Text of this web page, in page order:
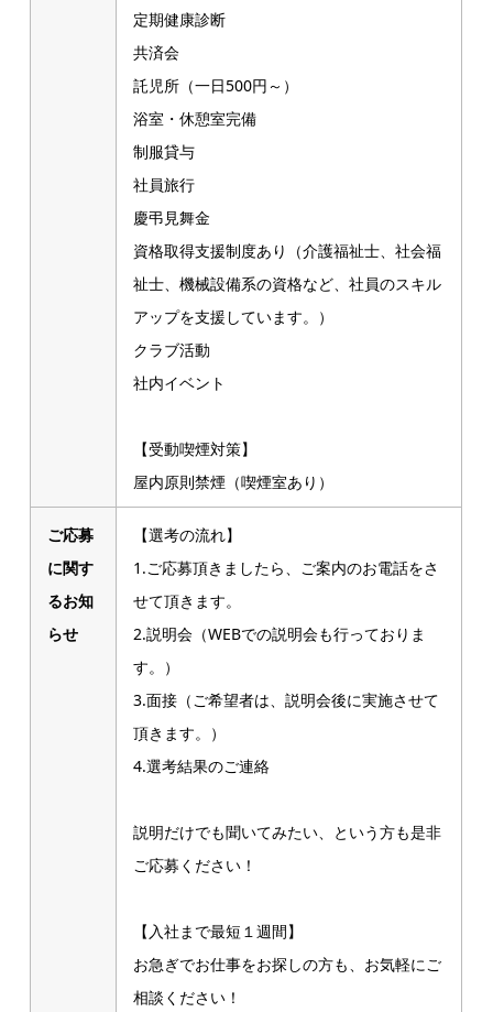
定期健康診断
共済会
託児所（一日500円～）
浴室・休憩室完備
制服貸与
社員旅行
慶弔見舞金
資格取得支援制度あり（介護福祉士、社会福
祉士、機械設備系の資格など、社員のスキル
アップを支援しています。）
クラブ活動
社内イベント
【受動喫煙対策】
屋内原則禁煙（喫煙室あり）
ご応募
に関す
るお知
らせ
【選考の流れ】
1.ご応募頂きましたら、ご案内のお電話をさ
せて頂きます。
2.説明会（WEBでの説明会も行っておりま
す。）
3.面接（ご希望者は、説明会後に実施させて
頂きます。）
4.選考結果のご連絡
説明だけでも聞いてみたい、という方も是非
ご応募ください！
【入社まで最短１週間】
お急ぎでお仕事をお探しの方も、お気軽にご
相談ください！